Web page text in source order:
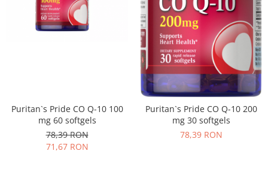
Puritan`s Pride CO Q-10 100
mg 60 softgels
78,39 RON
71,67 RON
Puritan`s Pride CO Q-10 200
mg 30 softgels
78,39 RON